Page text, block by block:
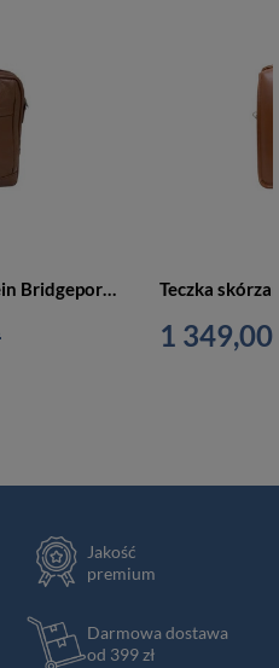
Torba skórzana unisex McKlein Bridgeport aktówka na laptopa 17 A4 brązowa
1 349,00
Jakość
premium
Darmowa dostawa
od 399 zł